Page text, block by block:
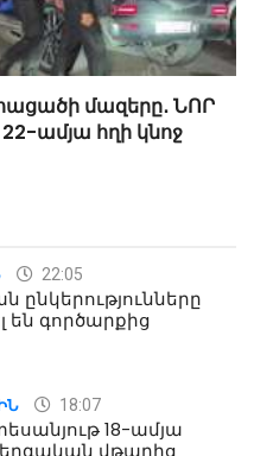
մազերը․ ՆՈՐ
ամյա հղի կնոջ
22:05
ընկերությունները
են գործարքից
18:07
18-ամյա
վթարից